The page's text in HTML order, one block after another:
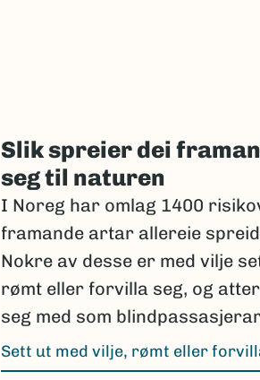
Slik spreier dei
seg til naturen
I Noreg har omlag 1400
framande artar allereie
Nokre av desse er med vilje
rømt eller forvilla seg, og
seg med som
Sett ut med vilje, rømt eller